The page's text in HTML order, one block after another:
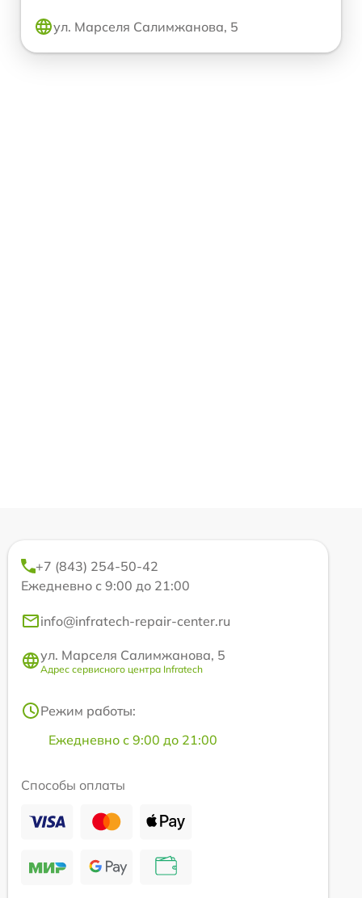
ул. Марселя Салимжанова, 5
+7 (843) 254-50-42
Ежедневно с 9:00 до 21:00
info@infratech-repair-center.ru
ул. Марселя Салимжанова, 5
Адрес сервисного центра Infratech
Режим работы:
Ежедневно с 9:00 до 21:00
Способы оплаты